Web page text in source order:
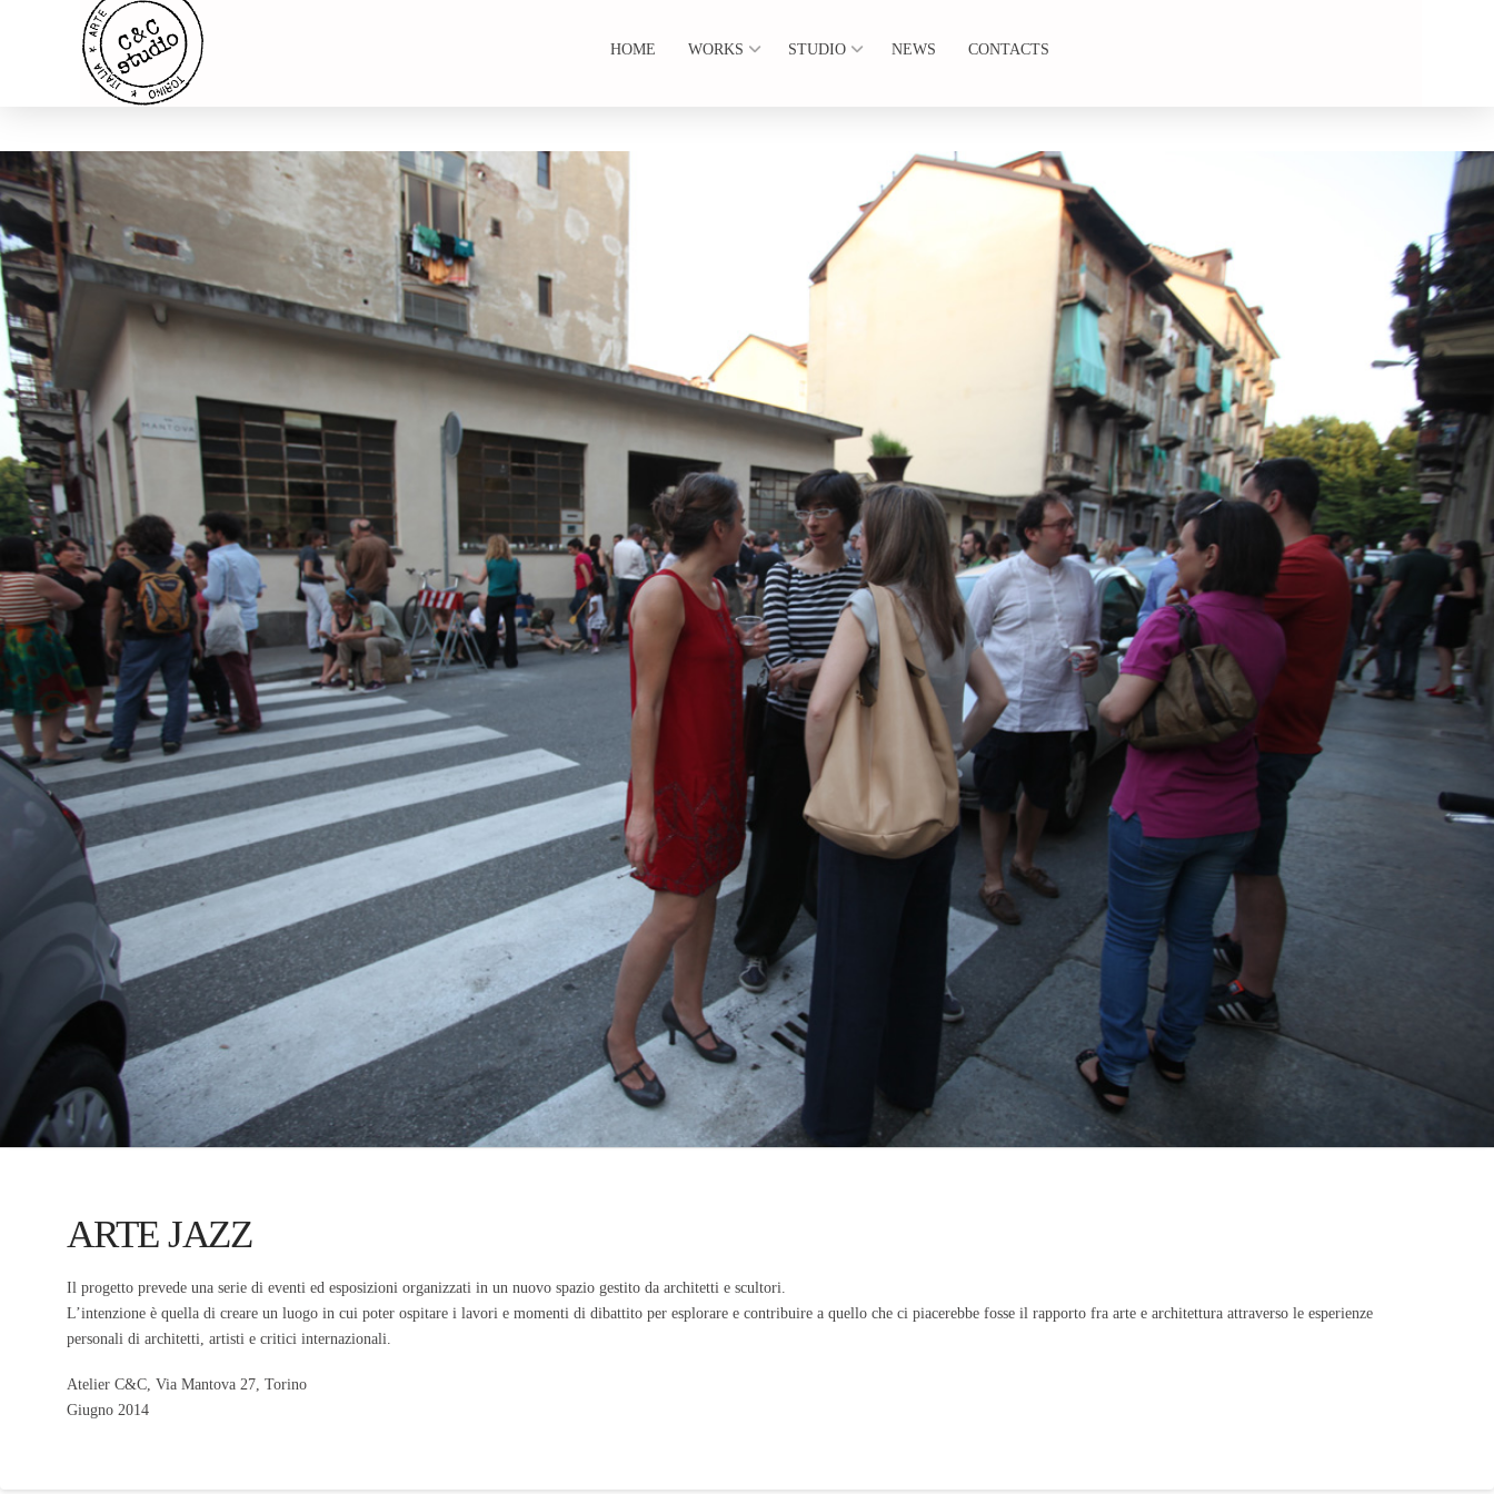
HOME WORKS STUDIO NEWS CONTACTS
ARTE JAZZ
Il progetto prevede una serie di eventi ed esposizioni organizzati in un nuovo spazio gestito da architetti e scultori.
L’intenzione è quella di creare un luogo in cui poter ospitare i lavori e momenti di dibattito per esplorare e contribuire a quello che ci piacerebbe fosse il rapporto fra arte e architettura attraverso le esperienze
personali di architetti, artisti e critici internazionali.
Atelier C&C, Via Mantova 27, Torino
Giugno 2014